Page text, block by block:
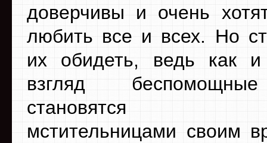
доверчивы и очень
любить все и всех. Но
их обидеть, ведь как
взгляд
становятся
мстительницами своим